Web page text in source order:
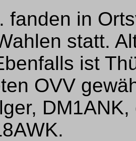
fanden in
statt.
ist
OVV